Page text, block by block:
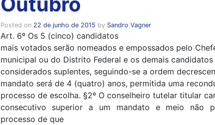
Posted on 22 de junho de 2015 by Sandro Vagner
Art. 6º Os 5 (cinco) candidatos
mais votados serão nomeados e empossados pelo
municipal ou do Distrito Federal e os demais candidatos
considerados suplentes, seguindo-se a ordem
mandato será de 4 (quatro) anos, permitida uma
processo de escolha. §2º O conselheiro tutelar titular
consecutivo superior a um mandato e meio não
processo de que